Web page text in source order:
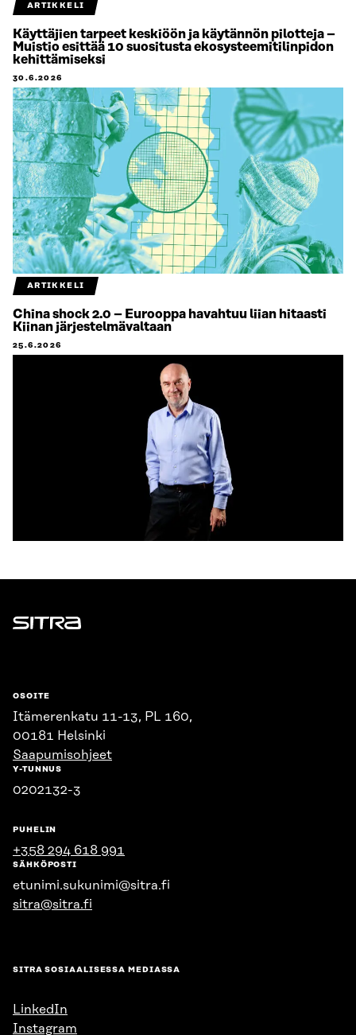
ARTIKKELI
Käyttäjien tarpeet keskiöön ja käytännön pilotteja –
Muistio esittää 10 suositusta ekosysteemitilinpidon
kehittämiseksi
30.6.2026
ARTIKKELI
China shock 2.0 – Eurooppa havahtuu liian hitaasti
Kiinan järjestelmävaltaan
25.6.2026
Sitra
OSOITE
Itämerenkatu 11-13, PL 160,
00181 Helsinki
Saapumisohjeet
Y-TUNNUS
0202132-3
PUHELIN
+358 294 618 991
SÄHKÖPOSTI
etunimi.sukunimi@sitra.fi
sitra@sitra.fi
SITRA SOSIAALISESSA MEDIASSA
LinkedIn
Instagram